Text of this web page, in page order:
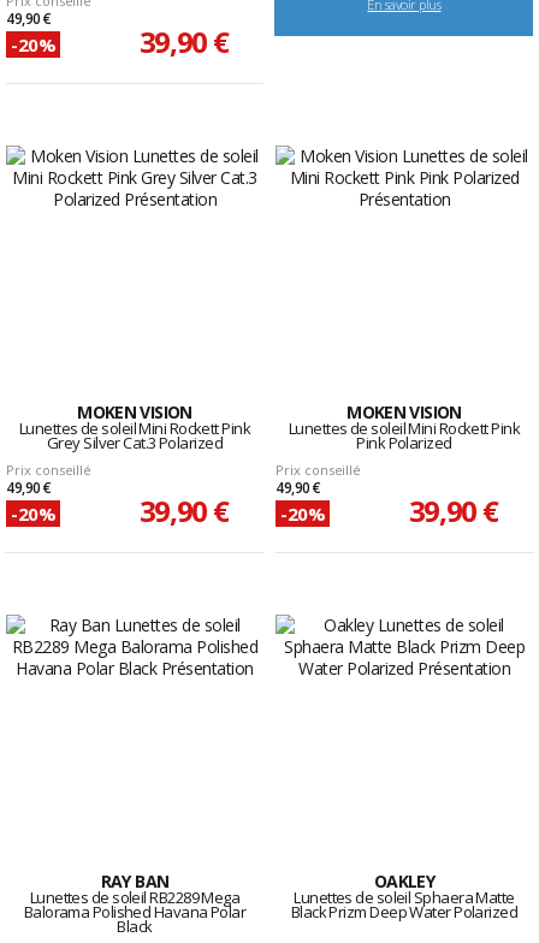
49,90 €
-20% 39,90 €
En savoir plus
MOKEN VISION
Lunettes de soleil Mini Rockett Pink
Grey Silver Cat.3 Polarized
Prix conseillé
49,90 €
-20% 39,90 €
MOKEN VISION
Lunettes de soleil Mini Rockett Pink
Pink Polarized
Prix conseillé
49,90 €
-20% 39,90 €
RAY BAN
Lunettes de soleil RB2289 Mega
Balorama Polished Havana Polar
Black
OAKLEY
Lunettes de soleil Sphaera Matte
Black Prizm Deep Water Polarized